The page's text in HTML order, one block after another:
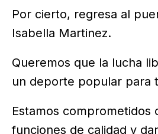
Por cierto, regresa al
Isabella Martinez.
Queremos que la lucha
un deporte popular para
Estamos comprometidos
funciones de calidad y